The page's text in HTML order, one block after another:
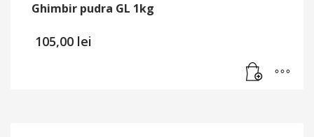
Ghimbir pudra GL 1kg
105,00 lei